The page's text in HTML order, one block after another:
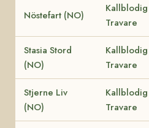
Nöstefart (NO)
Kallblodig
Travare
Stasia Stord
(NO)
Kallblodig
Travare
Stjerne Liv
(NO)
Kallblodig
Travare